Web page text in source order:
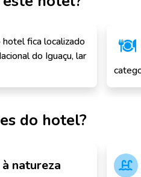
hotel fica localizado
do Iguaçu, lar
do hotel?
natureza